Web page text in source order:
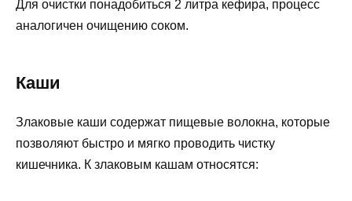
Для очистки понадобиться 2 литра кефира, процесс
аналогичен очищению соком.
Каши
Злаковые каши содержат пищевые волокна, которые
позволяют быстро и мягко проводить чистку
кишечника. К злаковым кашам относятся: